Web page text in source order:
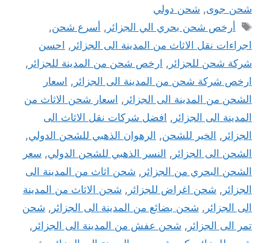
شحن جوى, شحن دولي
الوسوم
أرخص شحن بحري الي الجزائر , أسرع شحن,
اجراءات نقل الاثاث من المدينة الى الجزائر , احسن
شركة شحن للجزائر , ارخص شحن من المدينة للجزائر ,
ارخص شركة شحن من المدينة الى الجزائر , اسعار
الشحن من المدينة الى الجزائر , اسعار شحن الاثاث من
المدينة الى الجزائر , افضل شركات نقل الاثاث الى
الجزائر , الخير للشحن, الرهوان الذهبي للشحن الدولي,
الشحن الى الجزائر , النسر الذهبي للشحن الدولي, سعر
الشحن البحري من الجزائر , شحن اثاث من المدينة الى
الجزائر , شحن اغراض للجزائر , شحن الاثاث من المدينة
الى الجزائر , شحن بضائع من المدينة الى الجزائر , شحن
تمر الى الجزائر , شحن عفش من المدينة الى الجزائر ,